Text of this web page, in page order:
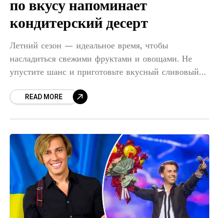
по вкусу напоминает
кондитерский десерт
Летний сезон — идеальное время, чтобы
насладиться свежими фруктами и овощами. Не
упустите шанс и приготовьте вкусный сливовый
Ингредиенты: 3 яйца
READ MORE